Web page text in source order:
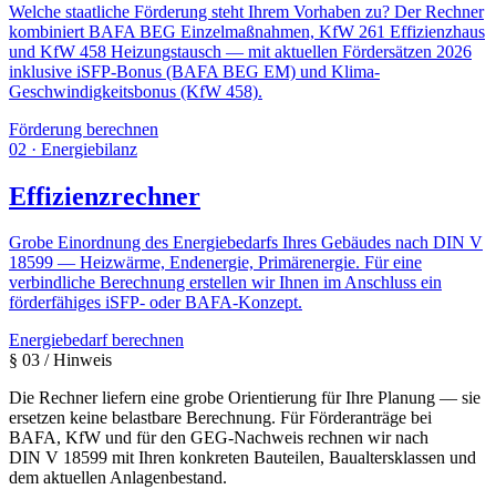
Welche staatliche Förderung steht Ihrem Vorhaben zu? Der Rechner
kombiniert BAFA BEG Einzelmaßnahmen, KfW 261 Effizienzhaus
und KfW 458 Heizungstausch — mit aktuellen Fördersätzen 2026
inklusive iSFP-Bonus (BAFA BEG EM) und Klima-
Geschwindigkeitsbonus (KfW 458).
Förderung berechnen
02 · Energiebilanz
Effizienzrechner
Grobe Einordnung des Energiebedarfs Ihres Gebäudes nach DIN V
18599 — Heizwärme, Endenergie, Primärenergie. Für eine
verbindliche Berechnung erstellen wir Ihnen im Anschluss ein
förderfähiges iSFP- oder BAFA-Konzept.
Energiebedarf berechnen
§ 03 / Hinweis
Die Rechner liefern eine grobe Orientierung für Ihre Planung — sie
ersetzen keine belastbare Berechnung. Für Förderanträge bei
BAFA, KfW und für den GEG-Nachweis rechnen wir nach
DIN V 18599 mit Ihren konkreten Bauteilen, Baualtersklassen und
dem aktuellen Anlagenbestand.